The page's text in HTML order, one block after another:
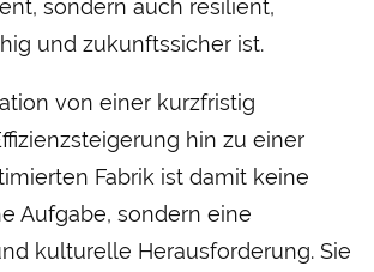
sondern auch resilient,
und zukunftssicher ist.
von einer kurzfristig
hin zu einer
Fabrik ist damit keine
Aufgabe, sondern eine
kulturelle Herausforderung. Sie